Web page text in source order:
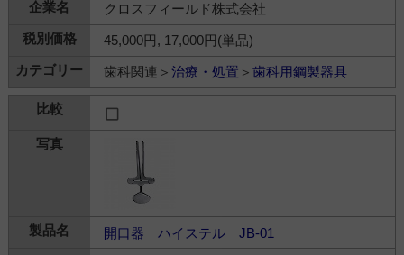
クロスフィールド株式会社
45,000円, 17,000円(単品)
歯科関連＞ 治療・処置 ＞ 歯科用鋼製器具
開口器 ハイステル JB-01